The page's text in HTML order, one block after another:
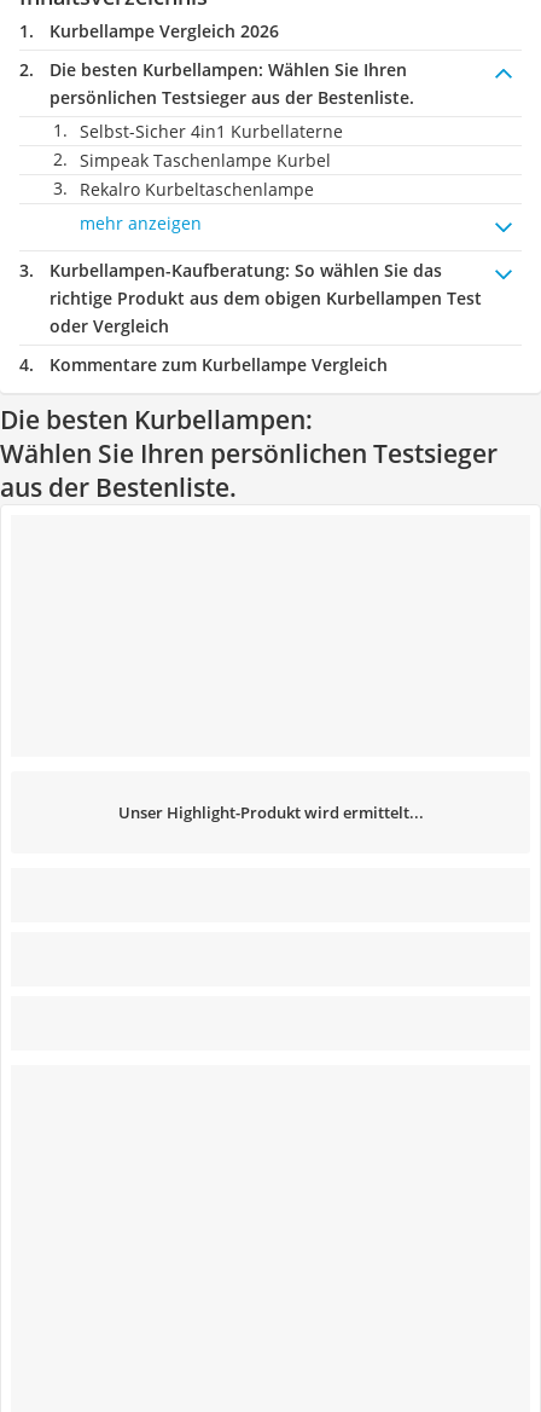
Kurbellampe Vergleich 2026
Die besten Kurbellampen: Wählen Sie Ihren
persönlichen Testsieger aus der Bestenliste.
Selbst-Sicher 4in1 Kurbellaterne
Simpeak Taschenlampe Kurbel
Rekalro Kurbeltaschenlampe
mehr anzeigen
Kurbellampen-Kaufberatung: So wählen Sie das
richtige Produkt aus dem obigen Kurbellampen Test
oder Vergleich
Kommentare zum Kurbellampe Vergleich
Die besten Kurbellampen:
Wählen Sie Ihren persönlichen Testsieger
aus der Bestenliste.
Unser Highlight-Produkt wird ermittelt...